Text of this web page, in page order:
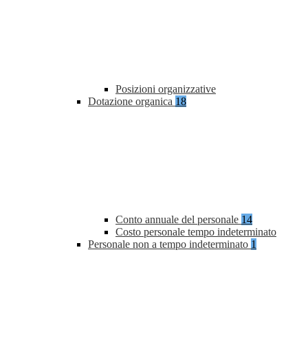
Posizioni organizzative
Dotazione organica 18
Conto annuale del personale 14
Costo personale tempo indeterminato
Personale non a tempo indeterminato 1